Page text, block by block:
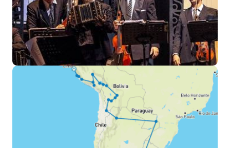
services de voyage à forfait exige
que le vendeur du forfait fournisse
les services décrits dans
l'itinéraire ou des services
substantiellement similaires, qu'il
a confirmé que l'itinéraire serait
fourni pour le prix payé. À
l'exception de cette irritation, il a
fourni un excellent service.